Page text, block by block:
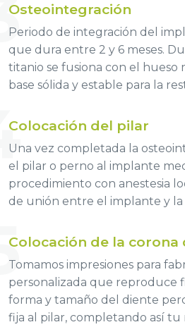
Osteointegración
Periodo de integración del
que dura entre 2 y 6 meses.
titanio se fusiona con el hueso
base sólida y estable para la
Colocación del pilar
Una vez completada la
el pilar o perno al implante
procedimiento con anestesia
de unión entre el implante y la
Colocación de la corona
Tomamos impresiones para
personalizada que reproduce
forma y tamaño del diente
fija al pilar, completando así